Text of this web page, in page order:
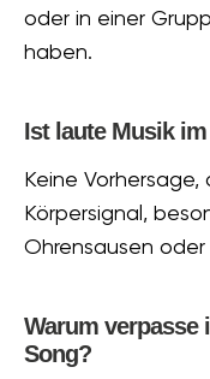
oder in einer
haben.
Ist laute Musik
Keine
Körpersignal,
Ohrensausen oder
Warum verpasse
Song?